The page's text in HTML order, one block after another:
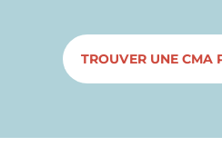
TROUVER UNE CMA